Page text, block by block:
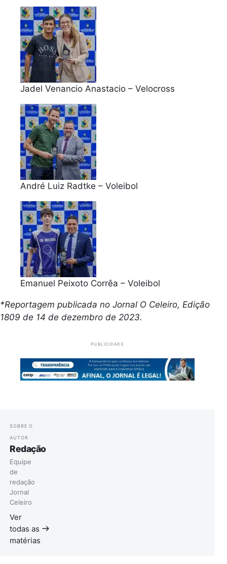
Jadel Venancio Anastacio – Velocross
André Luiz Radtke – Voleibol
Emanuel Peixoto Corrêa – Voleibol
*Reportagem publicada no Jornal O Celeiro, Edição
1809 de 14 de dezembro de 2023.
PUBLICIDADE
SOBRE O
AUTOR
Redação
Equipe
de
redação
Jornal
Celeiro
Ver
todas as
matérias